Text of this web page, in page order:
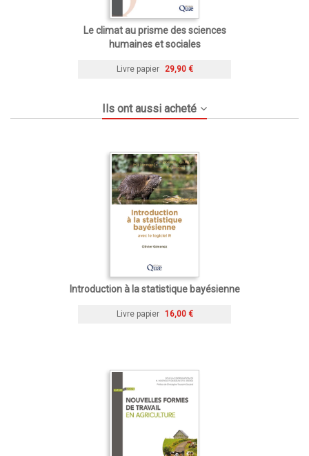
Le climat au prisme des sciences
humaines et sociales
Livre papier 29,90 €
Ils ont aussi acheté
Introduction à la statistique bayésienne
Livre papier 16,00 €